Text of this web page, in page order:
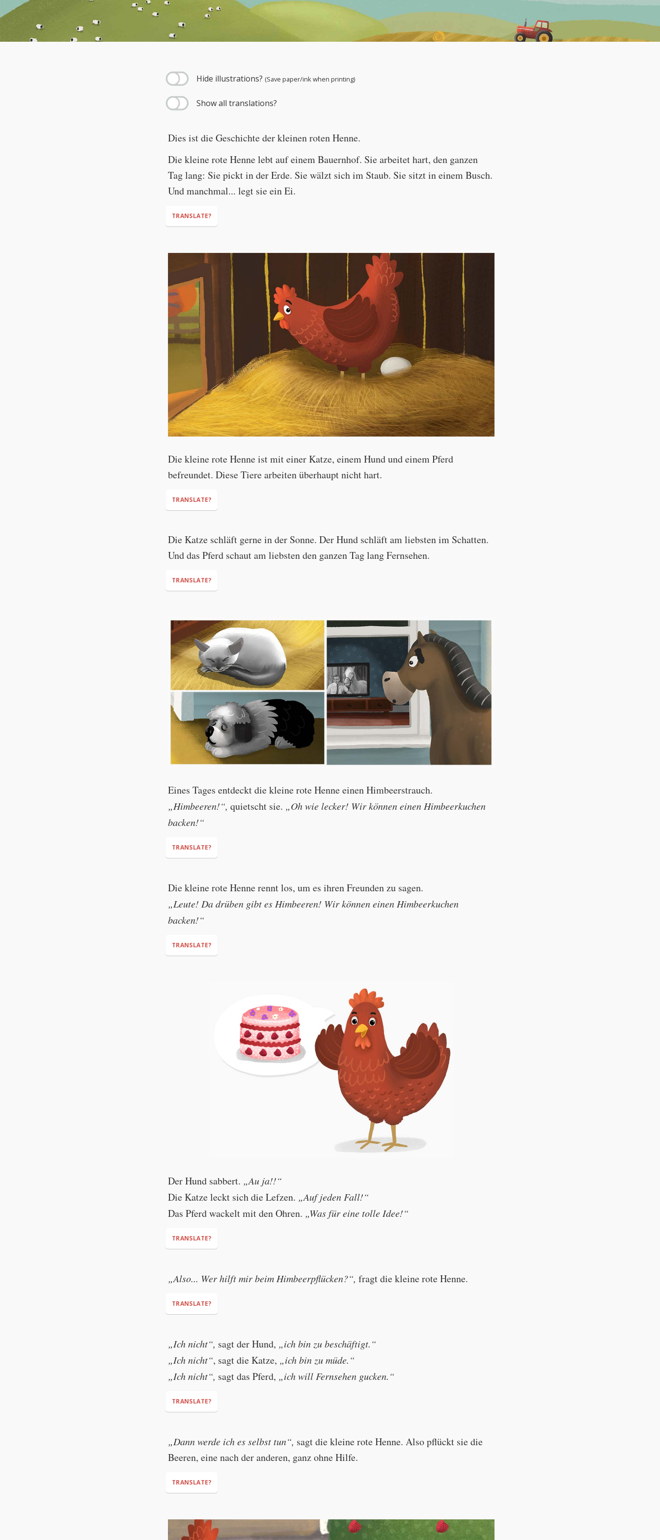
Hide illustrations? (Save paper/ink when printing)
Show all translations?
Dies ist die Geschichte der kleinen roten Henne.
Die kleine rote Henne lebt auf einem Bauernhof. Sie arbeitet hart, den ganzen
Tag lang: Sie pickt in der Erde. Sie wälzt sich im Staub. Sie sitzt in einem Busch.
Und manchmal... legt sie ein Ei.
TRANSLATE?
Die kleine rote Henne ist mit einer Katze, einem Hund und einem Pferd
befreundet. Diese Tiere arbeiten überhaupt nicht hart.
TRANSLATE?
Die Katze schläft gerne in der Sonne. Der Hund schläft am liebsten im Schatten.
Und das Pferd schaut am liebsten den ganzen Tag lang Fernsehen.
TRANSLATE?
Eines Tages entdeckt die kleine rote Henne einen Himbeerstrauch.
„Himbeeren!“, quietscht sie. „Oh wie lecker! Wir können einen Himbeerkuchen
backen!“
TRANSLATE?
“Raspberries!” “Oh how delicious! We can bake a raspberry cake!”
Die kleine rote Henne rennt los, um es ihren Freunden zu sagen.
„Leute! Da drüben gibt es Himbeeren! Wir können einen Himbeerkuchen
backen!“
TRANSLATE?
“Guys! There are raspberries over there! We can bake a raspberry cake!”
Der Hund sabbert. „Au ja!!“
Die Katze leckt sich die Lefzen. „Auf jeden Fall!“
Das Pferd wackelt mit den Ohren. „Was für eine tolle Idee!“
TRANSLATE?
"Absolutely!"
„Also... Wer hilft mir beim Himbeerpflücken?“, fragt die kleine rote Henne.
TRANSLATE?
„Ich nicht“, sagt der Hund, „ich bin zu beschäftigt.“
„Ich nicht“, sagt die Katze, „ich bin zu müde.“
„Ich nicht“, sagt das Pferd, „ich will Fernsehen gucken.“
TRANSLATE?
"Not me,"
"I'm too tired."
"Not me,"
"I want to watch TV."
„Dann werde ich es selbst tun“, sagt die kleine rote Henne. Also pflückt sie die
Beeren, eine nach der anderen, ganz ohne Hilfe.
TRANSLATE?